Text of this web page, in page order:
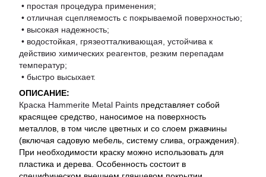
• простая процедура применения;
• отличная сцепляемость с покрываемой поверхностью;
• высокая надежность;
• водостойкая, грязеотталкивающая, устойчива к
действию химических реагентов, резким перепадам
температур;
• быстро высыхает.
ОПИСАНИЕ:
Краска Hammerite Metal Paints представляет собой
красящее средство, наносимое на поверхность
металлов, в том числе цветных и со слоем ржавчины
(включая садовую мебель, систему слива, ограждения).
При необходимости краску можно использовать для
пластика и дерева. Особенность состоит в